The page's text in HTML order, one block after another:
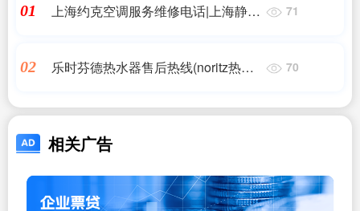
01
上海约克空调服务维修电话|上海静安
71
02
乐时芬德热水器售后热线(noritz热水
70
相关广告